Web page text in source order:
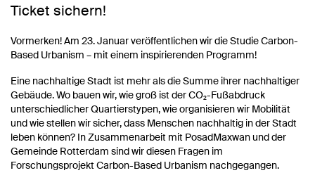
Ticket sichern!
Vormerken! Am 23. Januar veröffentlichen wir die Studie Carbon-
Based Urbanism – mit einem inspirierenden Programm!
Eine nachhaltige Stadt ist mehr als die Summe ihrer nachhaltiger
Gebäude. Wo bauen wir, wie groß ist der CO₂-Fußabdruck
unterschiedlicher Quartierstypen, wie organisieren wir Mobilität
und wie stellen wir sicher, dass Menschen nachhaltig in der Stadt
leben können? In Zusammenarbeit mit PosadMaxwan und der
Gemeinde Rotterdam sind wir diesen Fragen im
Forschungsprojekt Carbon-Based Urbanism nachgegangen.